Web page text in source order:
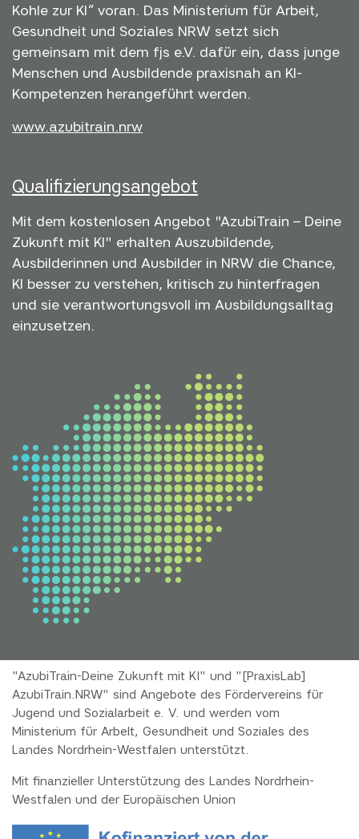
Kohle zur KI“ voran. Das Ministerium für Arbeit,
Gesundheit und Soziales NRW setzt sich
gemeinsam mit dem fjs e.V. dafür ein, dass junge
Menschen und Ausbildende praxisnah an KI-
Kompetenzen herangeführt werden.
www.azubitrain.nrw
Qualifizierungsangebot
Mit dem kostenlosen Angebot "AzubiTrain – Deine
Zukunft mit KI" erhalten Auszubildende,
Ausbilderinnen und Ausbilder in NRW die Chance,
KI besser zu verstehen, kritisch zu hinterfragen
und sie verantwortungsvoll im Ausbildungsalltag
einzusetzen.
"AzubiTrain-Deine Zukunft mit KI" und "[PraxisLab]
AzubiTrain.NRW" sind Angebote des Fördervereins für
Jugend und Sozialarbeit e. V. und werden vom
Ministerium für Arbelt, Gesundheit und Soziales des
Landes Nordrhein-Westfalen unterstützt.
Mit finanzieller Unterstützung des Landes Nordrhein-
Westfalen und der Europäischen Union